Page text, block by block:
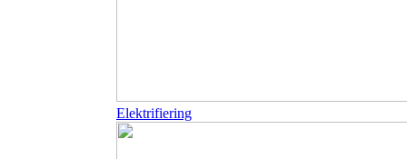
Elektrifiering